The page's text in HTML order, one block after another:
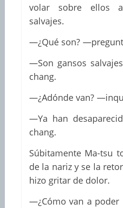
volar sobre ellos
salvajes.
—¿Qué son?
—Son gansos
chang.
—¿Adónde van?
—Ya han
chang.
Súbitamente Ma-tsu
de la nariz y se la
hizo gritar de dolor.
—¿Cómo van a poder